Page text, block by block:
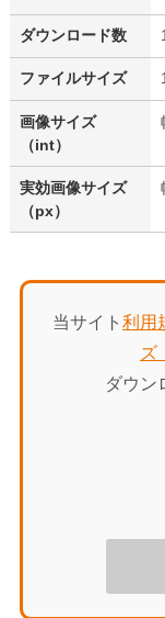
ダウンロード数
ファイルサイズ
画像サイズ
（int）
実効画像サイズ
（px）
当サイト 利用
ズ
ダウン